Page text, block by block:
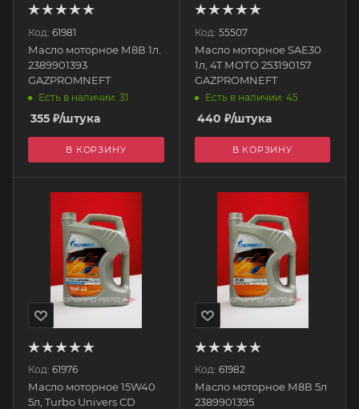
Код: 61981
Масло моторное М8В 1л.
2389901393
GAZPROMNEFT
Есть в наличии: 31
355 ₽/штука
В КОРЗИНУ
Код: 55507
Масло моторное SAE30
1л, 4T МОТО 253190157
GAZPROMNEFT
Есть в наличии: 45
440 ₽/штука
В КОРЗИНУ
Код: 61976
Масло моторное 15W40
5л, Turbo Univers CD
Код: 61982
Масло моторное М8В 5л
2389901395